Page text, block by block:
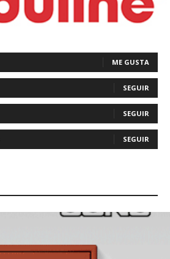
ME GUSTA
SEGUIR
SEGUIR
SEGUIR